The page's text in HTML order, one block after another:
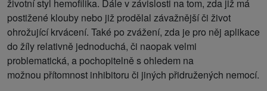
životní styl hemofilika. Dále v závislosti na tom, zda již má
postižené klouby nebo již prodělal závažnější či život
ohrožující krvácení. Také po zvážení, zda je pro něj aplikace
do žíly relativně jednoduchá, či naopak velmi
problematická, a pochopitelně s ohledem na
možnou přítomnost inhibitoru či jiných přidružených nemocí.